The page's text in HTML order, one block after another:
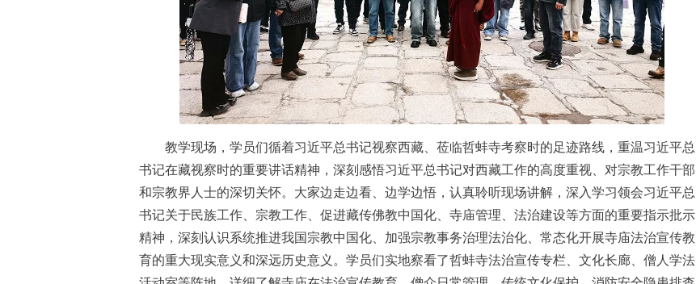
教学现场，学员们循着习近平总书记视察西藏、莅临哲蚌寺考察时的足迹路线，重温习近平总
书记在藏视察时的重要讲话精神，深刻感悟习近平总书记对西藏工作的高度重视、对宗教工作干部
和宗教界人士的深切关怀。大家边走边看、边学边悟，认真聆听现场讲解，深入学习领会习近平总
书记关于民族工作、宗教工作、促进藏传佛教中国化、寺庙管理、法治建设等方面的重要指示批示
精神，深刻认识系统推进我国宗教中国化、加强宗教事务治理法治化、常态化开展寺庙法治宣传教
育的重大现实意义和深远历史意义。学员们实地察看了哲蚌寺法治宣传专栏、文化长廊、僧人学法